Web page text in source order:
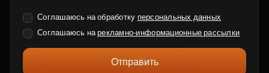
Соглашаюсь на обработку персональных данных
Соглашаюсь нарекламно-информационные рассылки
Отправить